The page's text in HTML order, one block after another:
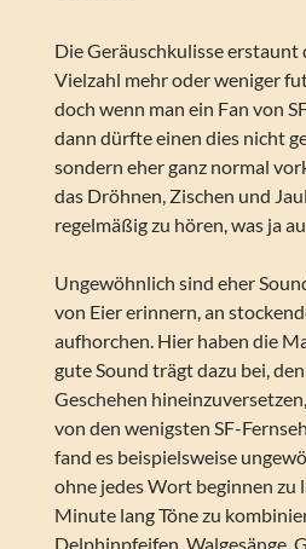
Die Geräuschkulisse
Vielzahl mehr oder weniger
doch wenn man ein Fan von
dann dürfte einen dies nicht
sondern eher ganz normal
das Dröhnen, Zischen und
regelmäßig zu hören, was ja
Ungewöhnlich sind eher
von Eier erinnern, an
aufhorchen. Hier haben die
gute Sound trägt dazu bei,
Geschehen
von den wenigsten SF-
fand es beispielsweise
ohne jedes Wort beginnen zu
Minute lang Töne zu
Delphinpfeifen, Walgesänge,